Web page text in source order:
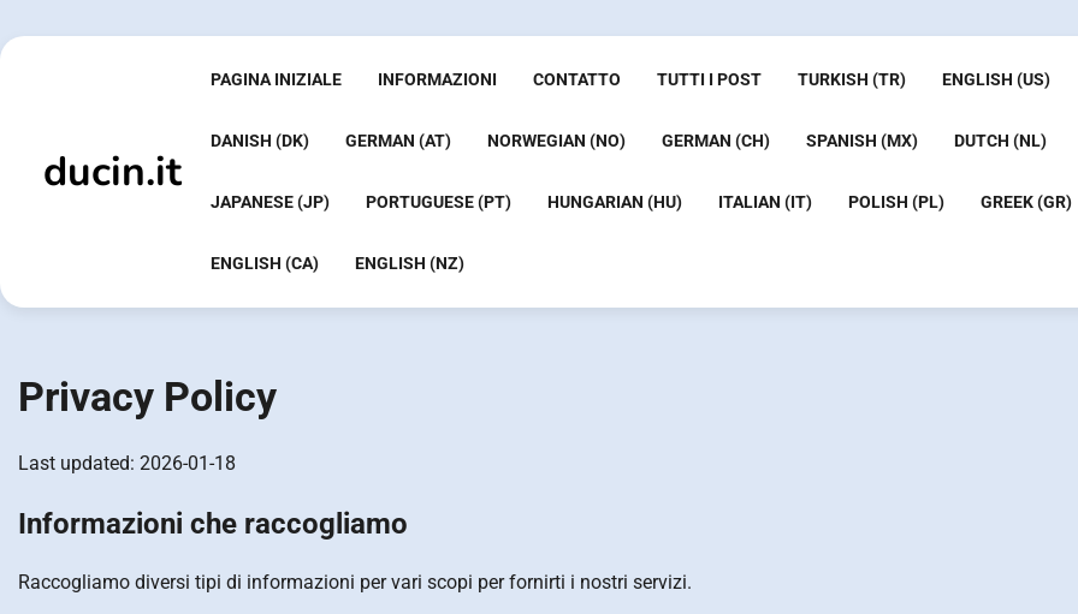
to
ducin.it
PAGINA INIZIALE INFORMAZIONI CONTATTO TUTTI I POST TURKISH (TR) ENGLISH (US)
DANISH (DK) GERMAN (AT) NORWEGIAN (NO) GERMAN (CH) SPANISH (MX) DUTCH (NL)
JAPANESE (JP) PORTUGUESE (PT) HUNGARIAN (HU) ITALIAN (IT) POLISH (PL) GREEK (GR)
ENGLISH (CA) ENGLISH (NZ)
Privacy Policy
Last updated: 2026-01-18
Informazioni che raccogliamo
Raccogliamo diversi tipi di informazioni per vari scopi per fornirti i nostri servizi.